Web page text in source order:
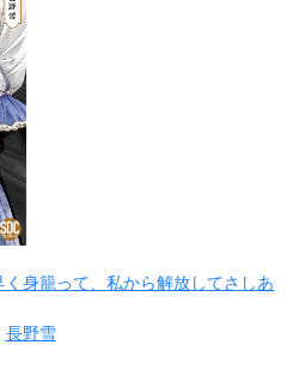
身籠って、私から解放してさしあ
長野雪